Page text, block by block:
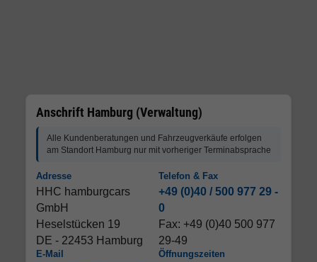
Anschrift Hamburg (Verwaltung)
Alle Kundenberatungen und Fahrzeugverkäufe erfolgen
am Standort Hamburg nur mit vorheriger Terminabsprache
Adresse
HHC hamburgcars
GmbH
Heselstücken 19
DE - 22453 Hamburg
Telefon & Fax
+49 (0)40 / 500 977 29 -
0
Fax: +49 (0)40 500 977
29-49
E-Mail Öffnungszeiten